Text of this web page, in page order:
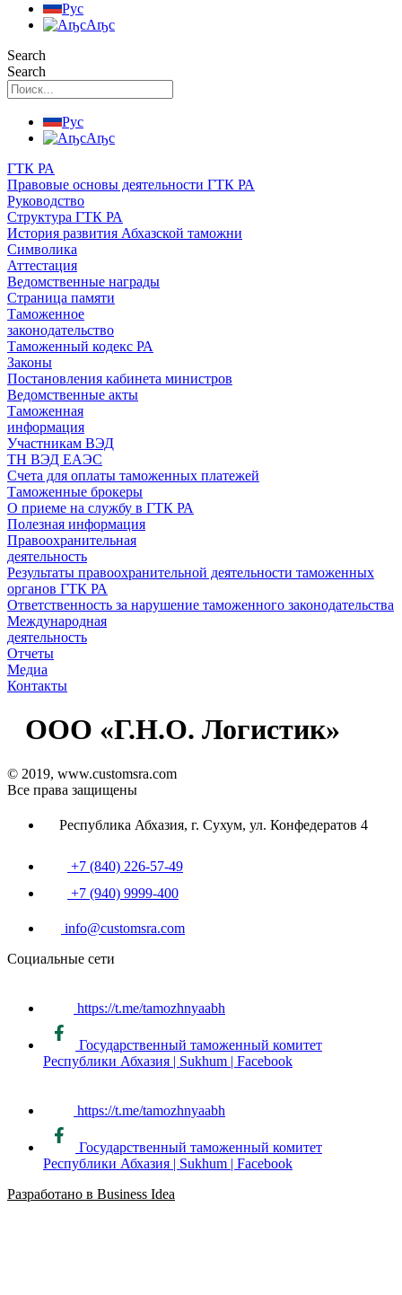
Рус
Аҧс
Search
Search
Рус
Аҧс
ГТК РА
Правовые основы деятельности ГТК РА
Руководство
Структура ГТК РА
История развития Абхазской таможни
Символика
Аттестация
Ведомственные награды
Страница памяти
Таможенное
законодательство
Таможенный кодекс РА
Законы
Постановления кабинета министров
Ведомственные акты
Таможенная
информация
Участникам ВЭД
ТН ВЭД ЕАЭС
Счета для оплаты таможенных платежей
Таможенные брокеры
О приеме на службу в ГТК РА
Полезная информация
Правоохранительная
деятельность
Результаты правоохранительной деятельности таможенных
органов ГТК РА
Ответственность за нарушение таможенного законодательства
Международная
деятельность
Отчеты
Медиа
Контакты
ООО «Г.Н.О. Логистик»
© 2019, www.customsra.com
Все права защищены
Республика Абхазия, г. Сухум, ул. Конфедератов 4
+7 (840) 226-57-49
+7 (940) 9999-400
info@customsra.com
Социальные сети
https://t.me/tamozhnyaabh
Государственный таможенный комитет
Республики Абхазия | Sukhum | Facebook
https://t.me/tamozhnyaabh
Государственный таможенный комитет
Республики Абхазия | Sukhum | Facebook
Разработано в Business Idea